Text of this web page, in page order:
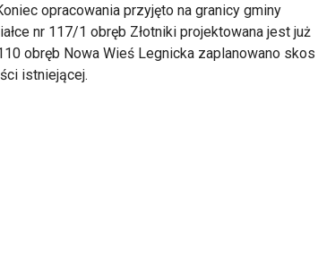
opracowania przyjęto na granicy gminy
nr 117/1 obręb Złotniki projektowana jest już
obręb Nowa Wieś Legnicka zaplanowano skos
istniejącej.